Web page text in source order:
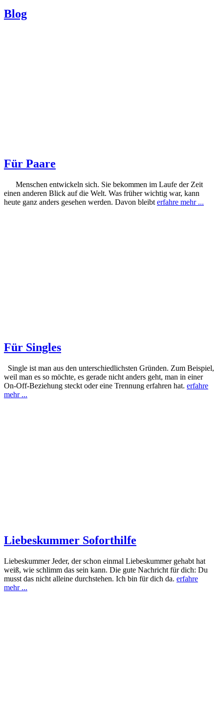
Blog
Für Paare
Menschen entwickeln sich. Sie bekommen im Laufe der Zeit
einen anderen Blick auf die Welt. Was früher wichtig war, kann
heute ganz anders gesehen werden. Davon bleibt erfahre mehr ...
Für Singles
Single ist man aus den unterschiedlichsten Gründen. Zum Beispiel,
weil man es so möchte, es gerade nicht anders geht, man in einer
On-Off-Beziehung steckt oder eine Trennung erfahren hat. erfahre
mehr ...
Liebeskummer Soforthilfe
Liebeskummer Jeder, der schon einmal Liebeskummer gehabt hat
weiß, wie schlimm das sein kann. Die gute Nachricht für dich: Du
musst das nicht alleine durchstehen. Ich bin für dich da. erfahre
mehr ...